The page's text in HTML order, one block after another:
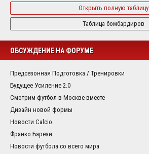
Открыть полную таблицу
Таблица бомбардиров
ОБСУЖДЕНИЕ НА ФОРУМЕ
Предсезонная Подготовка / Тренировки
Будущее Усиление 2.0
Смотрим футбол в Москве вместе
Дизайн новой формы
Новости Calcio
Франко Барези
Новости футбола со всего мира